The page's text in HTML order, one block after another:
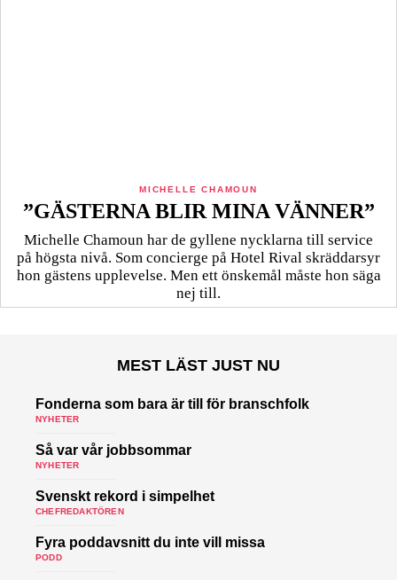
MICHELLE CHAMOUN
”GÄSTERNA BLIR MINA VÄNNER”
Michelle Chamoun har de gyllene nycklarna till service
på högsta nivå. Som concierge på Hotel Rival skräddarsyr
hon gästens upp­levelse. Men ett önskemål måste hon säga
nej till.
MEST LÄST JUST NU
Fonderna som bara är till för branschfolk
NYHETER
Så var vår jobbsommar
NYHETER
Svenskt rekord i simpelhet
CHEFREDAKTÖREN
Fyra poddavsnitt du inte vill missa
PODD